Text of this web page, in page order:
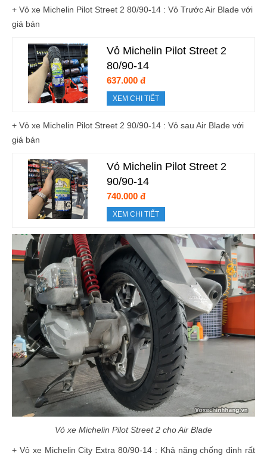
+ Vỏ xe Michelin Pilot Street 2 80/90-14 : Vỏ Trước Air Blade với
giá bán
Vỏ Michelin Pilot Street 2
80/90-14
637.000 đ
XEM CHI TIẾT
+ Vỏ xe Michelin Pilot Street 2 90/90-14 : Vỏ sau Air Blade với
giá bán
Vỏ Michelin Pilot Street 2
90/90-14
740.000 đ
XEM CHI TIẾT
Vỏ xe Michelin Pilot Street 2 cho Air Blade
+ Vỏ xe Michelin City Extra 80/90-14 : Khả năng chống đinh rất